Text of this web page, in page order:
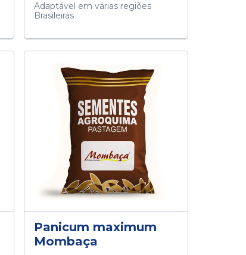
Adaptável em várias regiões
Brasileiras
Panicum maximum
Mombaça